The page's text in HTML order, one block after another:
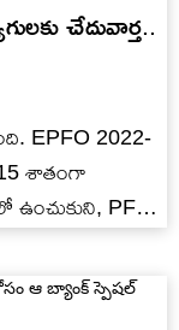
చేదువార్త..
EPFO 2022-
శాతంగా
ఉంచుకుని, PF